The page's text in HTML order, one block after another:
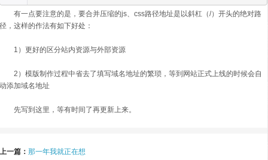
有一点要注意的是，要合并压缩的js、css路径地址是以斜杠（/）开头的绝对路
径，这样的作法有如下好处：
1）更好的区分站内资源与外部资源
2）模版制作过程中省去了填写域名地址的繁琐，等到网站正式上线的时候会自
动添加域名地址
先写到这里，等有时间了再更新上来。
上一篇： 那一年我就正在想